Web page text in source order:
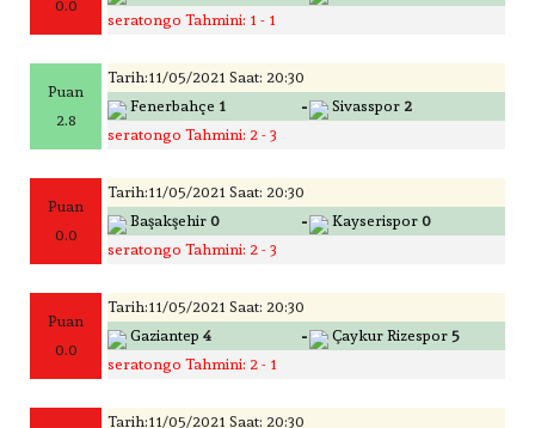
0.0
seratongo Tahmini: 1 - 1
Puan
2.8
Tarih:11/05/2021 Saat: 20:30
Fenerbahçe 1 - Sivasspor 2
seratongo Tahmini: 2 - 3
Puan
0.0
Tarih:11/05/2021 Saat: 20:30
Başakşehir 0 - Kayserispor 0
seratongo Tahmini: 2 - 3
Puan
0.0
Tarih:11/05/2021 Saat: 20:30
Gaziantep 4 - Çaykur Rizespor 5
seratongo Tahmini: 2 - 1
Tarih:11/05/2021 Saat: 20:30